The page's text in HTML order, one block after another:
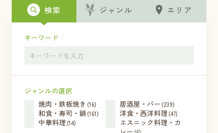
検索 ジャンル エリア
キーワード
ジャンルの選択
焼肉・鉄板焼き (16) 居酒屋・バー (239)
和食・寿司・鍋 (161) 洋食・西洋料理 (47)
中華料理 (14)
エスニック料理・カ